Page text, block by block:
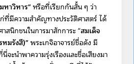
หาวิหาร”หรือที่เรียกกันสั้น ๆ ว่า
ที่มีความสำคัญทางประวัติศาสตร์ ได้
นิกชนในการมาสักการะ “สมเด็จ
มรังสี)”พระเกจิอาจารย์ชื่อดัง มี
จะนำพาความรุ่งเรืองและชื่อเสียงมา